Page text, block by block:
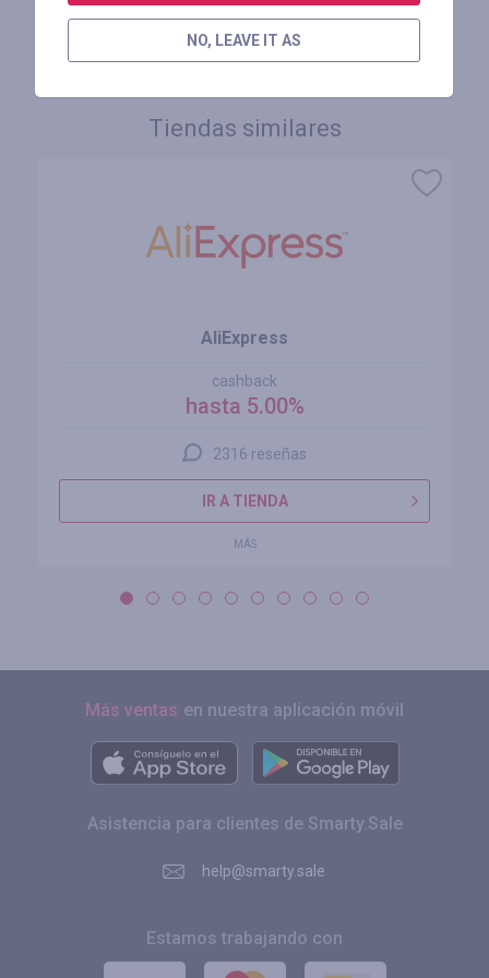
Tiendas similares
AliExpress
cashback
hasta 5.00%
2316 reseñas
IR A TIENDA
MÁS
Más ventas en nuestra aplicación móvil
Asistencia para clientes de Smarty.Sale
help@smarty.sale
Estamos trabajando con
NO, LEAVE IT AS